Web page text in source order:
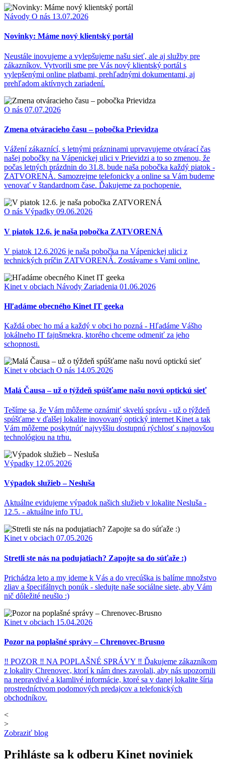
Návody O nás 13.07.2026
Novinky: Máme nový klientský portál
Neustále inovujeme a vylepšujeme našu sieť, ale aj služby pre
zákazníkov. Vytvorili sme pre Vás nový klientský portál s
vylepšenými online platbami, prehľadnými dokumentami, aj
prehľadom aktívnych zariadení.
O nás 07.07.2026
Zmena otváracieho času – pobočka Prievidza
Vážení zákaznící, s letnými prázninami uprvavujeme otvárací čas
našej pobočky na Vápenickej ulici v Prievidzi a to so zmenou, že
počas letných prázdnin do 31.8. bude naša pobočka každý piatok -
ZATVORENÁ. Samozrejme telefonicky a online sa Vám budeme
venovať v štandardnom čase. Ďakujeme za pochopenie.
O nás Výpadky 09.06.2026
V piatok 12.6. je naša pobočka ZATVORENÁ
V piatok 12.6.2026 je naša pobočka na Vápenickej ulici z
technických príčin ZATVORENÁ. Zostávame s Vami online.
Kinet v obciach Návody Zariadenia 01.06.2026
Hľadáme obecného Kinet IT geeka
Každá obec ho má a každý v obci ho pozná - Hľadáme Vášho
lokálneho IT fajnšmekra, ktorého chceme odmeniť za jeho
schopnosti.
Kinet v obciach O nás 14.05.2026
Malá Čausa – už o týždeň spúšťame našu novú optickú sieť
Tešíme sa, že Vám môžeme oznámiť skvelú správu - už o týždeň
spúšťame v ďalšej lokalite inovovaný optický internet Kinet a tak
Vám môžeme poskytnúť najvyššiu dostupnú rýchlosť s najnovšou
technológiou na trhu.
Výpadky 12.05.2026
Výpadok služieb – Nesluša
Aktuálne evidujeme výpadok našich služieb v lokalite Nesluša -
12.5. - aktuálne info TU.
Kinet v obciach 07.05.2026
Stretli ste nás na podujatiach? Zapojte sa do súťaže :)
Prichádza leto a my ideme k Vás a do vrecúška is balíme množstvo
zliav a špecifálnych ponúk - sledujte naše sociálne siete, aby Vám
nič dôležité neušlo :)
Kinet v obciach 15.04.2026
Pozor na poplašné správy – Chrenovec-Brusno
‼ POZOR ‼ NA POPLAŠNÉ SPRÁVY ‼ Ďakujeme zákazníkom
z lokality Chrenovec, ktorí k nám dnes zavolali, aby nás upozornili
na nepravdivé a klamlivé informácie, ktoré sa v danej lokalite šíria
prostredníctvom podomových predajcov a telefonických
obchodníkov.
<
>
Zobraziť blog
Prihláste sa k odberu Kinet noviniek